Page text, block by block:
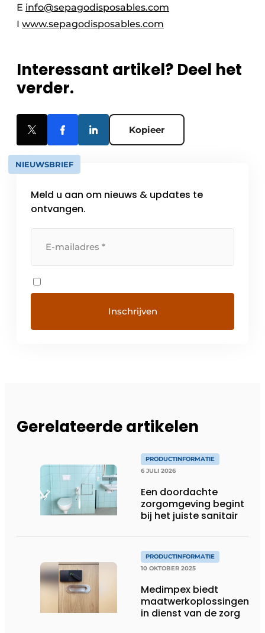
E info@sepagodisposables.com
I www.sepagodisposables.com
Interessant artikel? Deel het
verder.
Kopieer
NIEUWSBRIEF
Meld u aan om nieuws & updates te
ontvangen.
Gerelateerde artikelen
PRODUCTINFORMATIE
6 JULI 2026
Een doordachte
zorgomgeving begint
bij het juiste sanitair
PRODUCTINFORMATIE
10 OKTOBER 2025
Medimpex biedt
maatwerkoplossingen
in dienst van de zorg